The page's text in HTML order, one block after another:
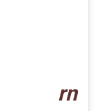
rn